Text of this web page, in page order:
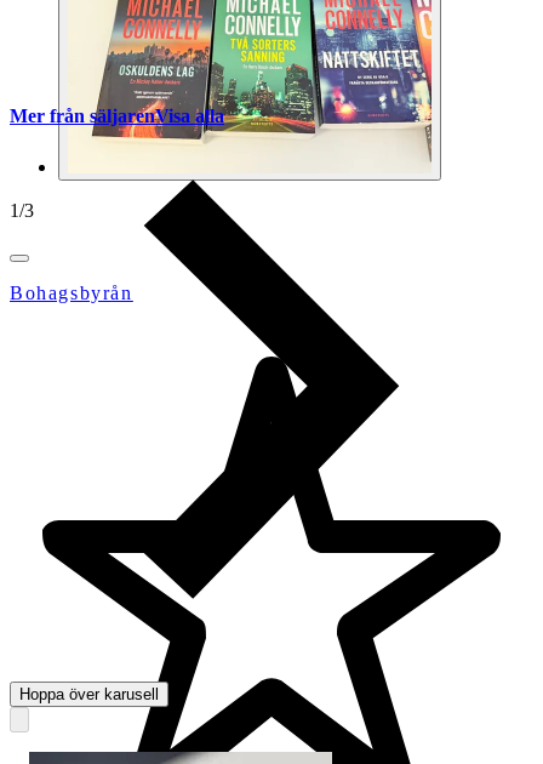
1/3
Bohagsbyrån
Mer från säljarenVisa alla
Hoppa över karusell